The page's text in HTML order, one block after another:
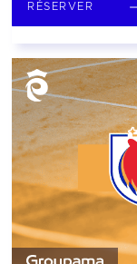
RÉSERVER